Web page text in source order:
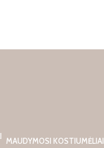
MAUDYMOSI KOSTIUMĖLIAI